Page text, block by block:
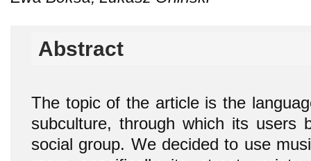
Abstract
The topic of the article is the
subculture, through which its users
social group. We decided to use